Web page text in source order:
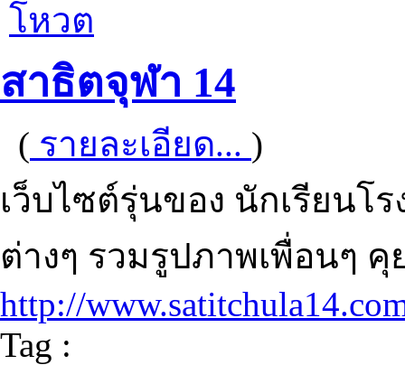
โหวต
สาธิตจุฬา 14
( รายละเอียด... )
เว็บไซต์รุ่นของ นักเรียนโ
ต่างๆ รวมรูปภาพเพื่อนๆ
http://
Tag :